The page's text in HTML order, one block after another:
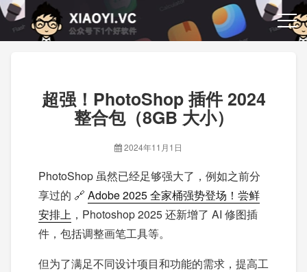
超强！PhotoShop 插件 2024
整合包（8GB 大小）
2024年11月1日
PhotoShop 虽然已经足够强大了，例如之前分
享过的 🔗 Adobe 2025 全家桶强势登场！尝鲜
安排上 ，Photoshop 2025 还新增了 AI 修图插
件，包括调整画笔工具等。
但为了满足不同设计项目和功能的需求，提高工